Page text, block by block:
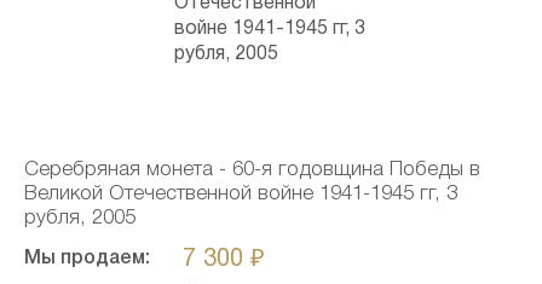
Серебряная монета - 60-я годовщина Победы в
Великой Отечественной войне 1941-1945 гг, 3
рубля, 2005
Мы продаем: 7 300 ₽